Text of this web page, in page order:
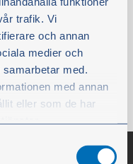
trafik. Vi
och annan
medier och
med.
med annan
eller som de har
För att återkalla ditt